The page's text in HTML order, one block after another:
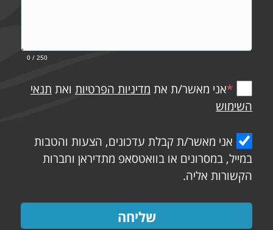
0 / 250
*אני מאשר/ת את מדיניות הפרטיות ואת תנאי
השימוש
אני מאשר/ת קבלת עדכונים, הצעות והטבות
במייל, במסרונים או בוואטסאפ מתדיראן וחברות
הקשורות אליה.
שליחה